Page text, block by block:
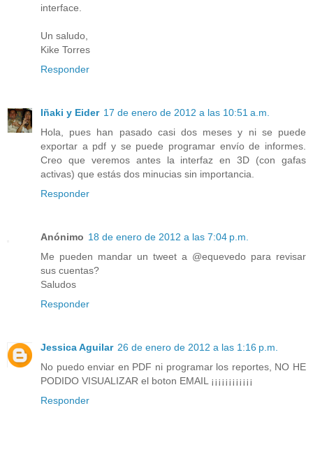
interface.
Un saludo,
Kike Torres
Responder
Iñaki y Eider 17 de enero de 2012 a las 10:51 a.m.
Hola, pues han pasado casi dos meses y ni se puede
exportar a pdf y se puede programar envío de informes.
Creo que veremos antes la interfaz en 3D (con gafas
activas) que estás dos minucias sin importancia.
Responder
Anónimo 18 de enero de 2012 a las 7:04 p.m.
Me pueden mandar un tweet a @equevedo para revisar
sus cuentas?
Saludos
Responder
Jessica Aguilar 26 de enero de 2012 a las 1:16 p.m.
No puedo enviar en PDF ni programar los reportes, NO HE
PODIDO VISUALIZAR el boton EMAIL ¡¡¡¡¡¡¡¡¡¡¡¡
Responder